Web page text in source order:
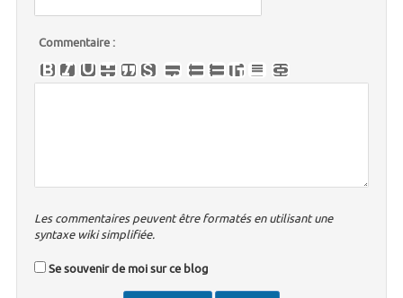
Commentaire :
Les commentaires peuvent être formatés en utilisant une
syntaxe wiki simplifiée.
Se souvenir de moi sur ce blog